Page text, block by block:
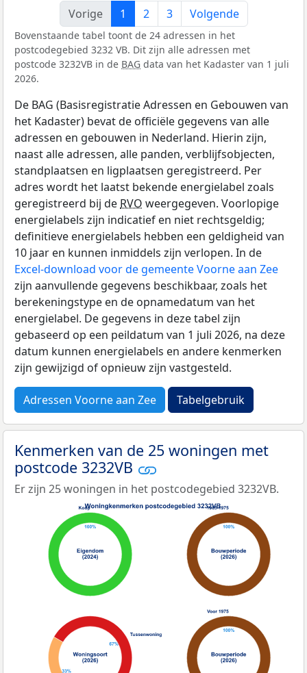
Vorige
1 2 3 Volgende
Bovenstaande tabel toont de 24 adressen in het
postcodegebied 3232 VB. Dit zijn alle adressen met
postcode 3232VB in de BAG data van het Kadaster van 1 juli
2026.
De BAG (Basisregistratie Adressen en Gebouwen van
het Kadaster) bevat de officiële gegevens van alle
adressen en gebouwen in Nederland. Hierin zijn,
naast alle adressen, alle panden, verblijfsobjecten,
standplaatsen en ligplaatsen geregistreerd. Per
adres wordt het laatst bekende energielabel zoals
geregistreerd bij de RVO weergegeven. Voorlopige
energielabels zijn indicatief en niet rechtsgeldig;
definitieve energielabels hebben een geldigheid van
10 jaar en kunnen inmiddels zijn verlopen. In de
Excel-download voor de gemeente Voorne aan Zee
zijn aanvullende gegevens beschikbaar, zoals het
berekeningstype en de opnamedatum van het
energielabel. De gegevens in deze tabel zijn
gebaseerd op een peildatum van 1 juli 2026, na deze
datum kunnen energielabels en andere kenmerken
zijn gewijzigd of opnieuw zijn vastgesteld.
Adressen Voorne aan Zee Tabelgebruik
Kenmerken van de 25 woningen met
postcode 3232VB
Er zijn 25 woningen in het postcodegebied 3232VB.